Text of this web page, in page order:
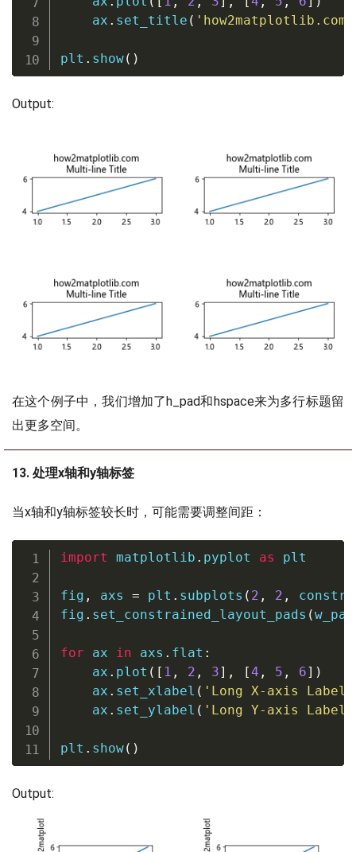
    ax
. set_title (
plt . show( )
Output:
在这个例子中，我们增加了h_pad和hspace来为多行标题留
出更多空间。
13. 处理x轴和y轴标签
当x轴和y轴标签较长时，可能需要调整间距：
import matplotlib . pyplot as plt
fig , axs = plt . subplots ( 2 , 2 ,
fig . set_constrained_layout_pads (w_pad
for ax in axs . flat :
    ax
. plot ( [ 1 , 2 , 3] , [4 , 5 , 6] )
    ax
. set_xlabel ( 'Long X-axis Label
    ax
. set_ylabel ( 'Long Y-axis Label
plt . show( )
Output: